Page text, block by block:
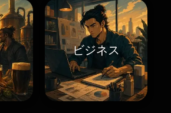
ビジネス